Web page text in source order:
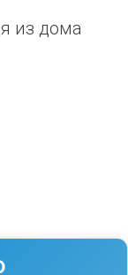
из дома